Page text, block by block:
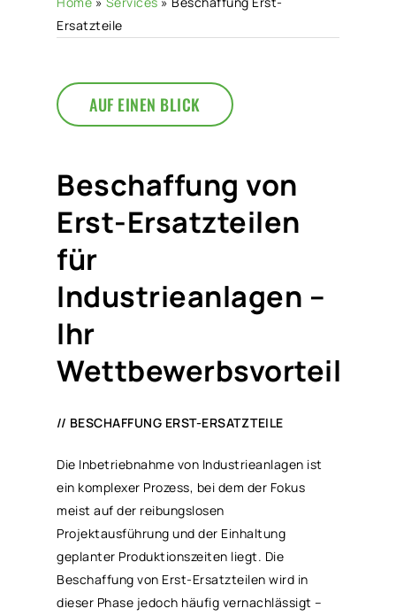
Ersatzteile
AUF EINEN BLICK
Beschaffung von
Erst-Ersatzteilen
für
Industrieanlagen –
Ihr
Wettbewerbsvorteil
// BESCHAFFUNG ERST-ERSATZTEILE
Die Inbetriebnahme von Industrieanlagen ist
ein komplexer Prozess, bei dem der Fokus
meist auf der reibungslosen
Projektausführung und der Einhaltung
geplanter Produktionszeiten liegt. Die
Beschaffung von Erst-Ersatzteilen wird in
dieser Phase jedoch häufig vernachlässigt –